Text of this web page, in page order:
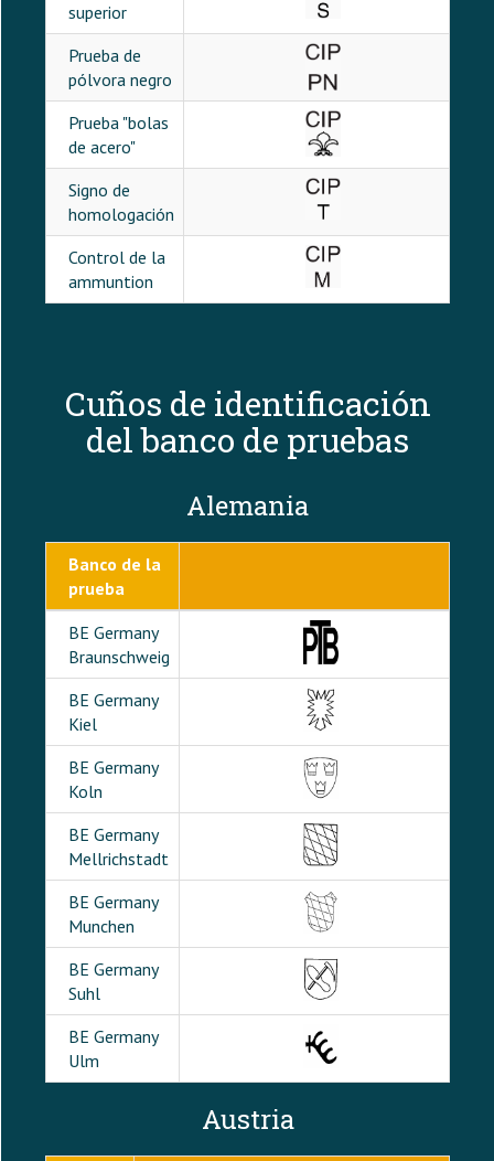
superior
Prueba de
pólvora negro
Prueba "bolas
de acero"
Signo de
homologación
Control de la
ammuntion
Cuños de identificación
del banco de pruebas
Alemania
Banco de la
prueba
BE Germany
Braunschweig
BE Germany
Kiel
BE Germany
Koln
BE Germany
Mellrichstadt
BE Germany
Munchen
BE Germany
Suhl
BE Germany
Ulm
Austria